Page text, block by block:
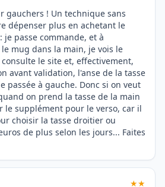
gauchers ! Un technique sans
dépenser plus en achetant le
passe commande, et à
mug dans la main, je vois le
le site et, effectivement,
avant validation, l'anse de la tasse
passée à gauche. Donc si on veut
on prend la tasse de la main
le supplément pour le verso, car il
choisir la tasse droitier ou
de plus selon les jours... Faites
★★